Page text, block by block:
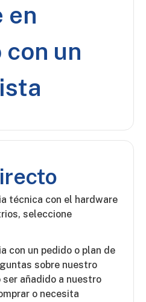
en
un
técnica con el hardware
seleccione
con un pedido o plan de
sobre nuestro
añadido a nuestro
o necesita